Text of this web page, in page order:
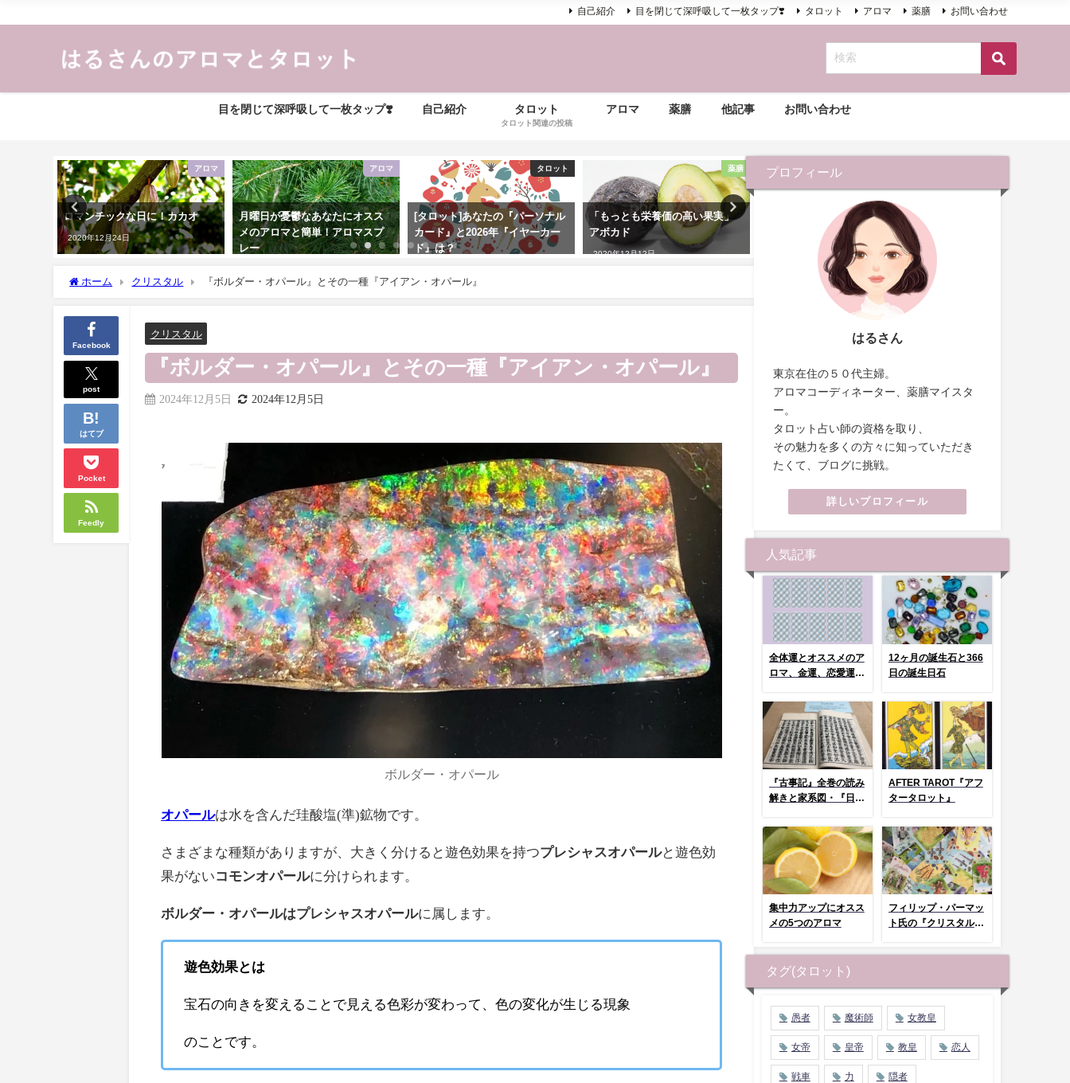
自己紹介 目を閉じて深呼吸して一枚タップ❣️ タロット アロマ 薬膳 お問い合わせ
目を閉じて深呼吸して一枚タップ❣️ 自己紹介 タロット
タロット関連の投稿
アロマ 薬膳 他記事 お問い合わせ
アロマ
ロマンチックな日に！カカオ
2020年12月24日
アロマ
月曜日が憂鬱なあなたにオスス
メのアロマと簡単！アロマスプ
レー
タロット
[タロット]あなたの『パーソナル
カード』と2026年『イヤーカー
ド』は？
薬膳
「もっとも栄養価の高い果実」
アボカド
2020年12月12日
手足の冷えに レモンとローズ
2020年11月10日
ホーム クリスタル 『ボルダー・オパール』とその一種『アイアン・オパール』
Facebook
post
はてブ
Pocket
Feedly
クリスタル
『ボルダー・オパール』とその一種『アイアン・オパール』
2024年12月5日 2024年12月5日
ボルダー・オパール
オパールは水を含んだ珪酸塩(準)鉱物です。
さまざまな種類がありますが、大きく分けると遊色効果を持つプレシャスオパールと遊色効
果がないコモンオパールに分けられます。
ボルダー・オパールはプレシャスオパールに属します。
遊色効果とは
宝石の向きを変えることで見える色彩が変わって、色の変化が生じる現象
のことです。
プロフィール
はるさん
東京在住の５０代主婦。
アロマコーディネーター、薬膳マイスタ
ー。
タロット占い師の資格を取り、
その魅力を多くの方々に知っていただき
たくて、ブログに挑戦。
詳しいプロフィール
人気記事
全体運とオススメのア
ロマ、金運、恋愛運、
プ！
12ヶ月の誕生石と366
日の誕生日石
『古事記』全巻の読み
解きと家系図・『日本
ム
AFTER TAROT『アフ
タータロット』
集中力アップにオスス
メの5つのアロマ
フィリップ・パーマッ
ト氏の『クリスタルタ
タグ(タロット)
愚者 魔術師 女教皇
女帝 皇帝 教皇 恋人
戦車 力 隠者